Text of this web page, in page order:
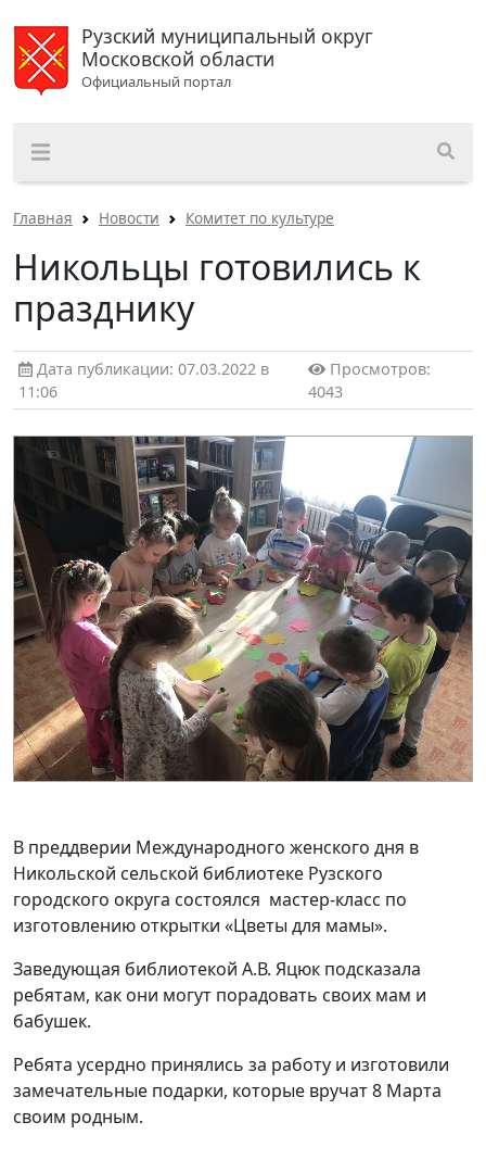
Рузский муниципальный округ
Московской области
Официальный портал
Главная Новости Комитет по культуре
Никольцы готовились к
празднику
Дата публикации: 07.03.2022 в
11:06
Просмотров:
4043
В преддверии Международного женского дня в
Никольской сельской библиотеке Рузского
городского округа состоялся мастер-класс по
изготовлению открытки «Цветы для мамы».
Заведующая библиотекой А.В. Яцюк подсказала
ребятам, как они могут порадовать своих мам и
бабушек.
Ребята усердно принялись за работу и изготовили
замечательные подарки, которые вручат 8 Марта
своим родным.